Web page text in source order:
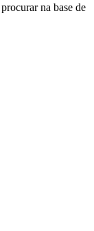
na base de